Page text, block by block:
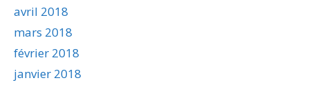
avril 2018
mars 2018
février 2018
janvier 2018